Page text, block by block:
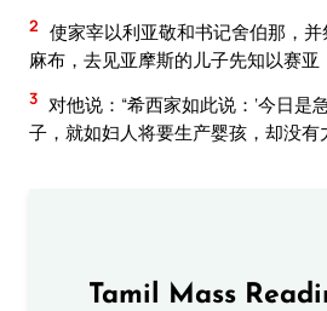
2 使家宰以利亚敬和书记舍伯那，
麻布，去见亚摩斯的儿子先知以赛亚
3 对他说：“希西家如此说：‘今日是
子，就如妇人将要生产婴孩，却没有
Tamil Mass